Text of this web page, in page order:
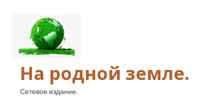
На родной земле.
Сетевое издание.